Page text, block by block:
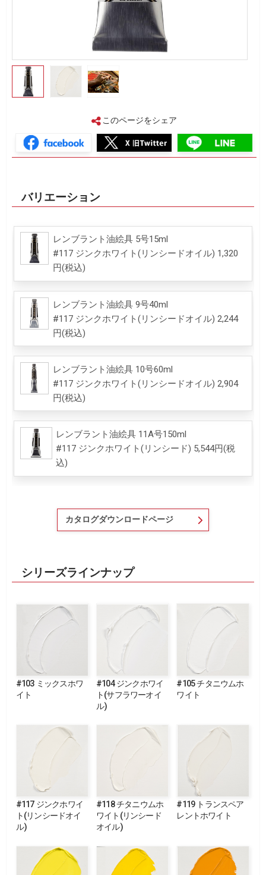
このページをシェア
バリエーション
レンブラント油絵具 5号15ml
#117 ジンクホワイト(リンシードオイル) 1,320
円(税込)
レンブラント油絵具 9号40ml
#117 ジンクホワイト(リンシードオイル) 2,244
円(税込)
レンブラント油絵具 10号60ml
#117 ジンクホワイト(リンシードオイル) 2,904
円(税込)
レンブラント油絵具 11A号150ml
#117 ジンクホワイト(リンシード) 5,544円(税
込)
カタログダウンロードページ
シリーズラインナップ
#103 ミックスホワ
イト
#104 ジンクホワイ
ト(サフラワーオイ
ル)
#105 チタニウムホ
ワイト
#117 ジンクホワイ
ト(リンシードオイ
ル)
#118 チタニウムホ
ワイト(リンシード
オイル)
#119 トランスペア
レントホワイト